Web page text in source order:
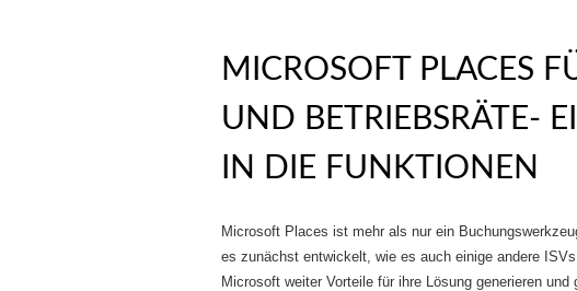
MICROSOFT PLACES
UND BETRIEBSRÄTE-
IN DIE FUNKTIONEN
Microsoft Places ist mehr als nur ein
es zunächst entwickelt, wie es auch einige andere
Microsoft weiter Vorteile für ihre Lösung generieren